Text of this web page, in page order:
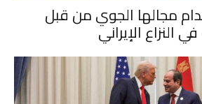
مجالها الجوي من قبل
النزاع الإيراني